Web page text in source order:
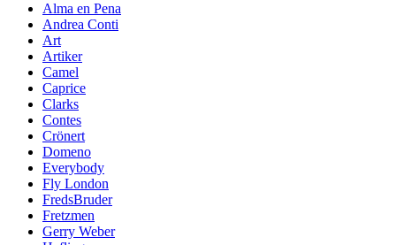
Alma en Pena
Andrea Conti
Art
Artiker
Camel
Caprice
Clarks
Contes
Crönert
Domeno
Everybody
Fly London
FredsBruder
Fretzmen
Gerry Weber